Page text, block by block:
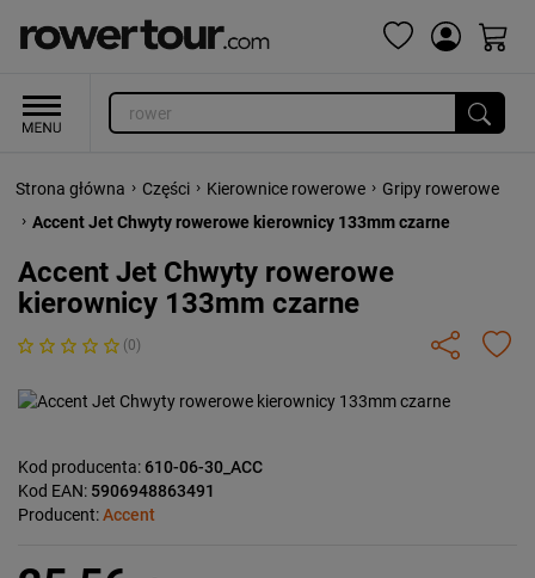
Strona główna › Części › Kierownice rowerowe › Gripy rowerowe
› Accent Jet Chwyty rowerowe kierownicy 133mm czarne
Accent Jet Chwyty rowerowe
kierownicy 133mm czarne
(0)
Kod producenta:610-06-30_ACC
Kod EAN: 5906948863491
Producent:Accent